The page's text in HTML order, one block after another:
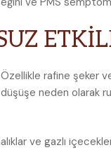
rafine şeker
düşüşe neden olarak
ve gazlı